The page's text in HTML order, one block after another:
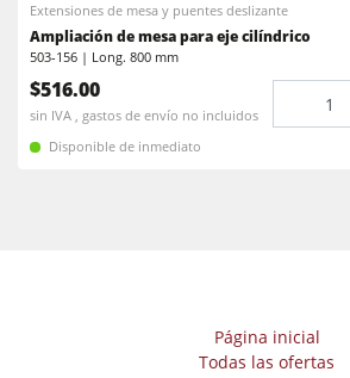
Extensiones de mesa y puentes deslizante
Ampliación de mesa para eje cilíndrico
503-156 | Long. 800 mm
$516.00
sin IVA , gastos de envío no incluidos
Disponible de inmediato
Página inicial
Todas las ofertas